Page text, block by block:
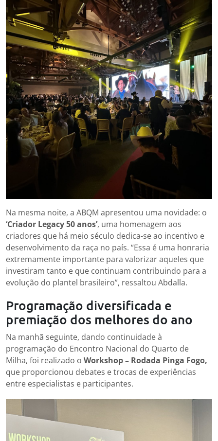
Na mesma noite, a ABQM apresentou uma novidade: o
‘Criador Legacy 50 anos’, uma homenagem aos
criadores que há meio século dedica-se ao incentivo e
desenvolvimento da raça no país. “Essa é uma honraria
extremamente importante para valorizar aqueles que
investiram tanto e que continuam contribuindo para a
evolução do plantel brasileiro”, ressaltou Abdalla.
Programação diversificada e
premiação dos melhores do ano
Na manhã seguinte, dando continuidade à
programação do Encontro Nacional do Quarto de
Milha, foi realizado o Workshop – Rodada Pinga Fogo,
que proporcionou debates e trocas de experiências
entre especialistas e participantes.